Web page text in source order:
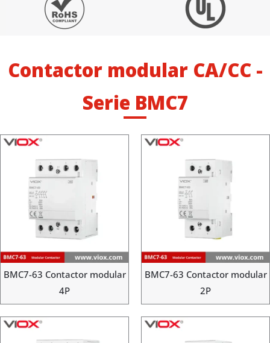
Contactor modular CA/CC -
Serie BMC7
BMC7-63 Contactor modular
4P
BMC7-63 Contactor modular
2P